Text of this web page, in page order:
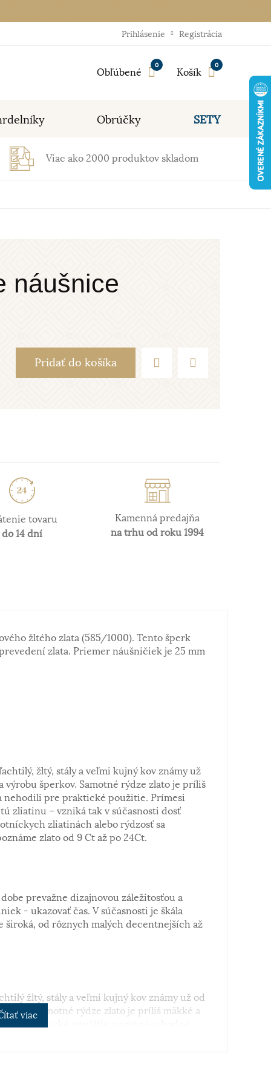
Prihlásenie Registrácia
Obľúbené
0
Košík
0
Obrúčky SETY
Viac ako 2000 produktov skladom
náušnice
Pridať do košíka
tovaru
do 14 dní
Kamenná predajňa
na trhu od roku 1994
žltého zlata (585/1000). Tento šperk
zlata. Priemer náušničiek je 25 mm
žltý, stály a veľmi kujný kov známy už
výrobu šperkov. Samotné rýdze zlato je príliš
nehodili pre praktické použitie. Prímesi
zliatinu – vzniká tak v súčasnosti dosť
zliatinách alebo rýdzosť sa
zlato od 9 Ct až po 24Ct.
prevažne dizajnovou záležitosťou a
- ukazovať čas. V súčasnosti je škála
od rôznych malých decentnejších až
žltý, stály a veľmi kujný kov známy už od
rýdze zlato je príliš mäkké a
pre praktické použitie a preto je vhodné
viac